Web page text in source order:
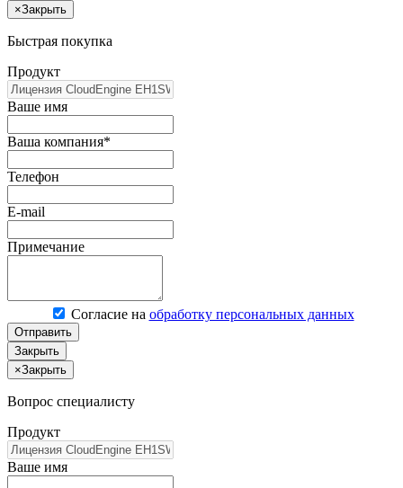
×Закрыть
Быстрая покупка
Продукт
Ваше имя
Ваша компания*
Телефон
E-mail
Примечание
Согласие на обработку персональных данных
Отправить
Закрыть
×Закрыть
Вопрос специалисту
Продукт
Ваше имя